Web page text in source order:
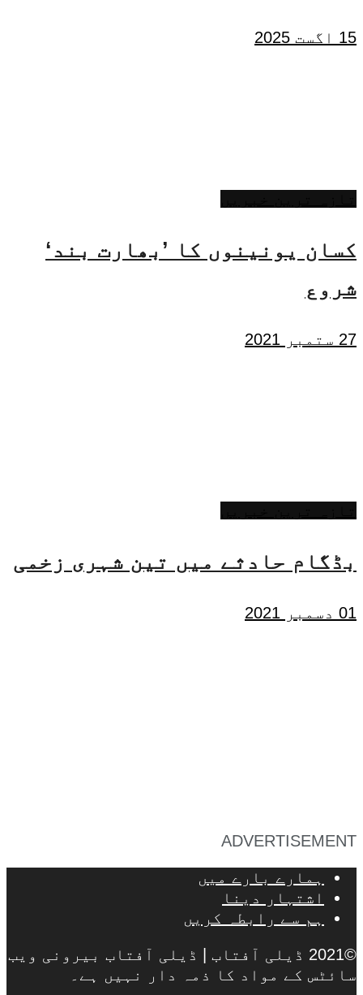
15 اگست 2025
کسان یونینوں کا ’بھارت بند‘
شروع
27 ستمبر 2021
بڈگام حادثے میں تین شہری زخمی
01 دسمبر 2021
ADVERTISEMENT
ہمارے بارے میں
اشتہار دینا
ہم سے رابطہ کریں
©2021 ڈیلی آفتاب | ڈیلی آفتاب بیرونی ویب
سائٹس کے مواد کا ذمہ دار نہیں ہے۔